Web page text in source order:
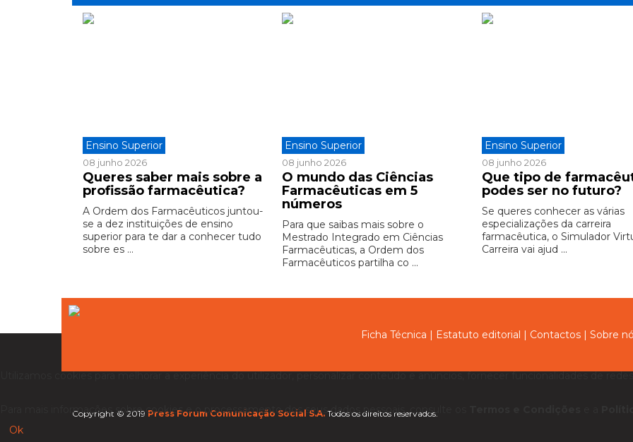
Ensino Superior
08 junho 2026
Queres saber mais sobre a
profissão farmacêutica?
A Ordem dos Farmacêuticos juntou-
se a dez instituições de ensino
superior para te dar a conhecer tudo
sobre es ...
Ensino Superior
08 junho 2026
O mundo das Ciências
Farmacêuticas em 5
números
Para que saibas mais sobre o
Mestrado Integrado em Ciências
Farmacêuticas, a Ordem dos
Farmacêuticos partilha co ...
Ensino Superior
08 junho 2026
Que tipo de
podes ser no futuro?
Se queres conhecer as várias
especializações da carreira
farmacêutica, o Simulador
Carreira vai ajud ...
Ficha Técnica | Estatuto editorial | Contactos | Sobre
Copyright © 2019 Press Forum Comunicação Social S.A. Todos os direitos reservados.
Utilizamos cookies para melhorar a experiência do utilizador, personalizar conteúdo e anúncios, fornecer funcionalidades de
Para mais informações sobre cookies e o processamento dos seus dados pessoais, consulte os
Ok